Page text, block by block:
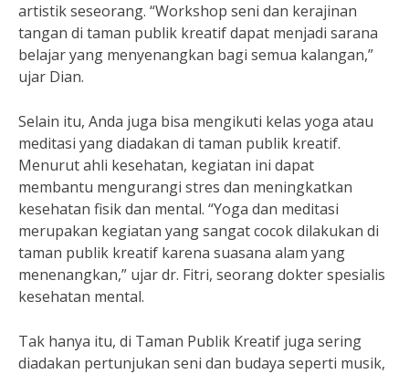
artistik seseorang. “Workshop seni dan kerajinan
tangan di taman publik kreatif dapat menjadi sarana
belajar yang menyenangkan bagi semua kalangan,”
ujar Dian.
Selain itu, Anda juga bisa mengikuti kelas yoga atau
meditasi yang diadakan di taman publik kreatif.
Menurut ahli kesehatan, kegiatan ini dapat
membantu mengurangi stres dan meningkatkan
kesehatan fisik dan mental. “Yoga dan meditasi
merupakan kegiatan yang sangat cocok dilakukan di
taman publik kreatif karena suasana alam yang
menenangkan,” ujar dr. Fitri, seorang dokter spesialis
kesehatan mental.
Tak hanya itu, di Taman Publik Kreatif juga sering
diadakan pertunjukan seni dan budaya seperti musik,